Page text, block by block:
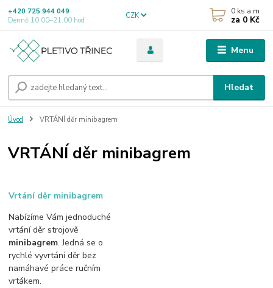
Menu
CZK
Hledat
+420 725 944 049
Denně 10.00–21.00 hod
0 ks a m
za 0 Kč
Úvod VRTÁNÍ děr minibagrem
VRTÁNÍ děr minibagrem
Vrtání děr minibagrem
Nabízíme Vám jednoduché
vrtání děr strojově
minibagrem. Jedná se o
rychlé vyvrtání děr bez
namáhavé práce ručním
vrtákem.